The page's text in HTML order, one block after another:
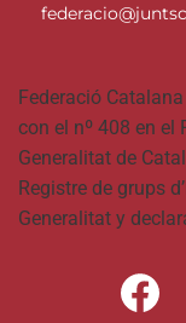
Federació
con el nº 408 en el
Generalitat de
Registre de grups
Generalitat y